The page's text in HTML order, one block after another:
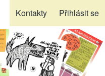
Kontakty Přihlásit se